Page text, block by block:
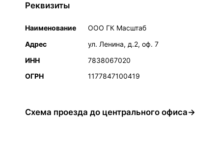
Реквизиты
Наименование
ООО ГК Масштаб
Адрес
ул. Ленина, д.2, оф. 7
ИНН
7838067020
ОГРН
1177847100419
Схема проезда до центрального офиса→